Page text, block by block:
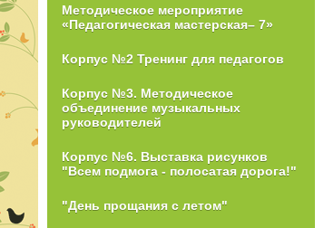
Методическое мероприятие
«Педагогическая мастерская– 7»
Корпус №2 Тренинг для педагогов
Корпус №3. Методическое
объединение музыкальных
руководителей
Корпус №6. Выставка рисунков
"Всем подмога - полосатая дорога!"
"День прощания с летом"